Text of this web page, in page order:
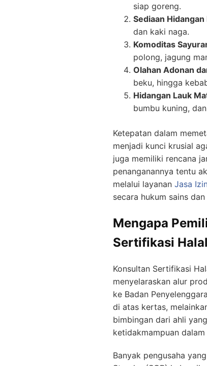
siap goreng.
Sediaan Hidangan
dan kaki naga.
Komoditas
polong, jagung
Olahan Adonan
beku, hingga
Hidangan Lauk
bumbu kuning,
Ketepatan dalam
menjadi kunci krusial
juga memiliki rencana
penanganannya tentu
melalui layanan Jasa
secara hukum sains
Mengapa
Sertifikasi
Konsultan Sertifikasi
menyelaraskan alur
ke Badan
di atas kertas,
bimbingan dari ahli
ketidakmampuan
Banyak pengusaha